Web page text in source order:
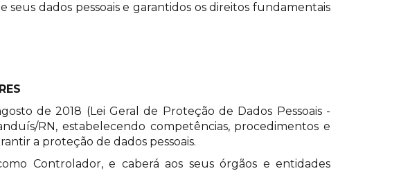
dados pessoais e garantidos os direitos fundamentais
de 2018 (Lei Geral de Proteção de Dados Pessoais -
RN, estabelecendo competências, procedimentos e
a proteção de dados pessoais.
Controlador, e caberá aos seus órgãos e entidades